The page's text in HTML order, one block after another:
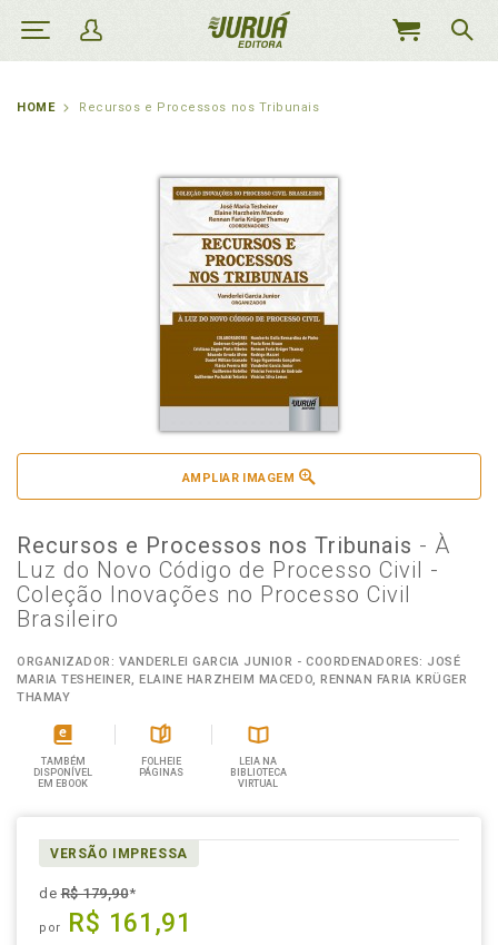
MEU
HOME Recursos e Processos nos Tribunais
AMPLIAR IMAGEM
Recursos e Processos nos Tribunais - À
Luz do Novo Código de Processo Civil -
Coleção Inovações no Processo Civil
Brasileiro
ORGANIZADOR: VANDERLEI GARCIA JUNIOR - COORDENADORES: JOSÉ
MARIA TESHEINER, ELAINE HARZHEIM MACEDO, RENNAN FARIA KRÜGER
THAMAY
TAMBÉM
DISPONÍVEL
EM EBOOK
FOLHEIE
PÁGINAS
LEIA NA
BIBLIOTECA
VIRTUAL
VERSÃO IMPRESSA
deR$ 179,90*
por R$ 161,91